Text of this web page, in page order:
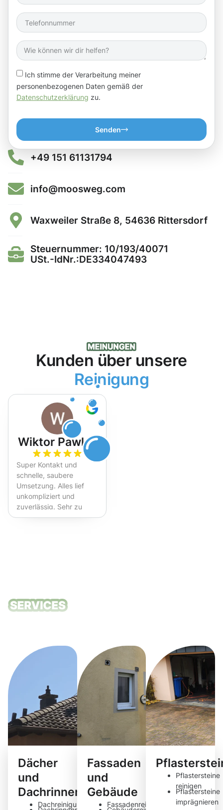
Ich stimme der Verarbeitung meiner
personenbezogenen Daten gemäß der
Datenschutzerklärung zu.
Senden
+49 151 61131794
info@moosweg.com
Waxweiler Straße 8, 54636 Rittersdorf
Steuernummer: 10/193/40071
USt.-IdNr.:DE334047493
Kunden über unsere
Reinigung
Wiktor Pawlak
Super Kontakt und
schnelle, saubere
Umsetzung. Alles lief
unkompliziert und
zuverlässig. Sehr zu
empfehlen!
Dächer
und
Dachrinnen
Dachreinigung
Fassaden
und
Gebäude
Fassadenreinigung
Pflastersteine
reinigen
Pflastersteine
imprägnieren